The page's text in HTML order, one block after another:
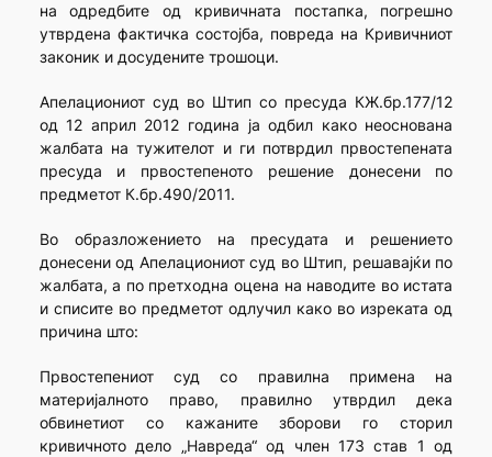
на одредбите од кривичната постапка, погрешно
утврдена фактичка состојба, повреда на Кривичниот
законик и досудените трошоци.
Апелациониот суд во Штип со пресуда КЖ.бр.177/12
од 12 април 2012 година ја одбил како неоснована
жалбата на тужителот и ги потврдил првостепената
пресуда и првостепеното решение донесени по
предметот К.бр.490/2011.
Во образложението на пресудата и решението
донесени од Апелациониот суд во Штип, решавајќи по
жалбата, а по претходна оцена на наводите во истата
и списите во предметот одлучил како во изреката од
причина што:
Првостепениот суд со правилна примена на
материјалното право, правилно утврдил дека
обвинетиот со кажаните зборови го сторил
кривичното дело „Навреда“ од член 173 став 1 од